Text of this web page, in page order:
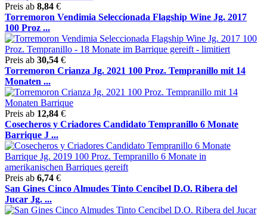
Preis ab 8,84 €
Torremoron Vendimia Seleccionada Flagship Wine Jg. 2017
100 Proz ...
Preis ab 30,54 €
Torremoron Crianza Jg. 2021 100 Proz. Tempranillo mit 14
Monaten ...
Preis ab 12,84 €
Cosecheros y Criadores Candidato Tempranillo 6 Monate
Barrique J ...
Preis ab 6,74 €
San Gines Cinco Almudes Tinto Cencibel D.O. Ribera del
Jucar Jg. ...